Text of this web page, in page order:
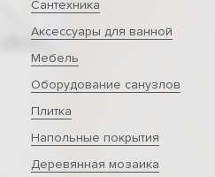
Сантехника
Аксессуары для ванной
Мебель
Оборудование санузлов
Плитка
Напольные покрытия
Деревянная мозаика